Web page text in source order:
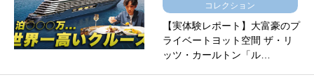
コレクション
【実体験レポート】大富豪のプ
ライベートヨット空間 ザ・リ
ッツ・カールトン「ル…